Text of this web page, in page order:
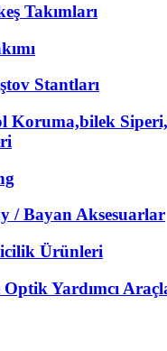
Takımları
Stantları
Koruma,bilek
/ Bayan Aksesuarlar
Ürünleri
Yardımcı